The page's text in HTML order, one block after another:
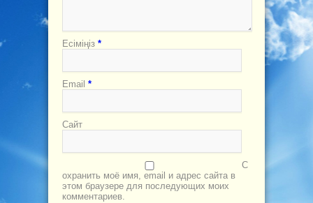
Есіміңіз *
Email *
Сайт
С
охранить моё имя, email и адрес сайта в
этом браузере для последующих моих
комментариев.